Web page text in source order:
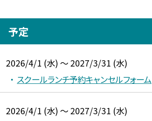
予定
2026/4/1 (水) ～ 2027/3/31 (水)
スクールランチ予約キャンセルフォーム
2026/4/1 (水) ～ 2027/3/31 (水)